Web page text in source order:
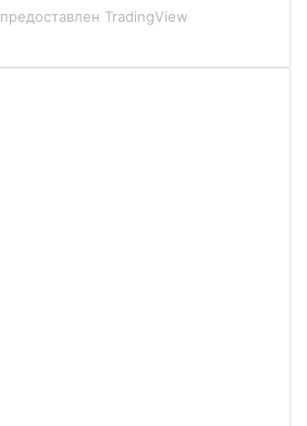
предоставлен TradingView